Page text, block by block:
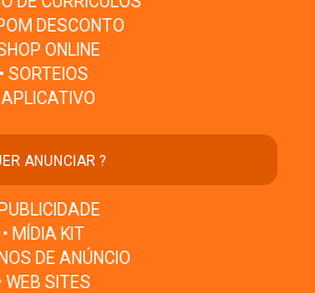
DESCONTO
ONLINE
• SORTEIOS
APLICATIVO
ANUNCIAR ?
• MÍDIA KIT
DE ANÚNCIO
WEB SITES